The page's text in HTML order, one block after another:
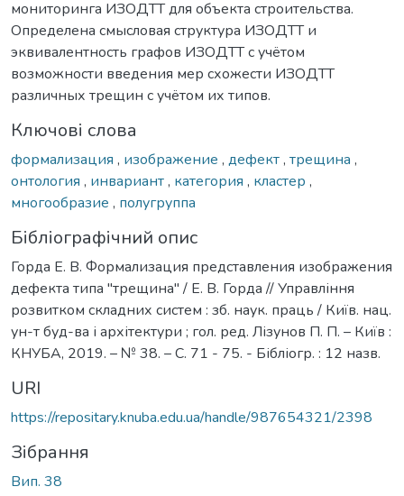
мониторинга ИЗОДТТ для объекта строительства.
Определена смысловая структура ИЗОДТТ и
эквивалентность графов ИЗОДТТ с учётом
возможности введения мер схожести ИЗОДТТ
различных трещин с учётом их типов.
Ключові слова
формализация , изображение , дефект, трещина ,
онтология , инвариант, категория , кластер ,
многообразие , полугруппа
Бібліографічний опис
Горда Е. В. Формализация представления изображения
дефекта типа "трещина" / Е. В. Горда // Управління
розвитком складних систем : зб. наук. праць / Київ. нац.
ун-т буд-ва і архітектури ; гол. ред. Лізунов П. П. – Київ :
КНУБА, 2019. – № 38. – С. 71 - 75. - Бібліогр. : 12 назв.
URI
https://repositary.knuba.edu.ua/handle/987654321/2398
Зібрання
Вип. 38